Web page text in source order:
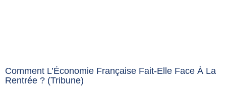
Comment L’Économie Française Fait-Elle Face À La
Rentrée ? (Tribune)